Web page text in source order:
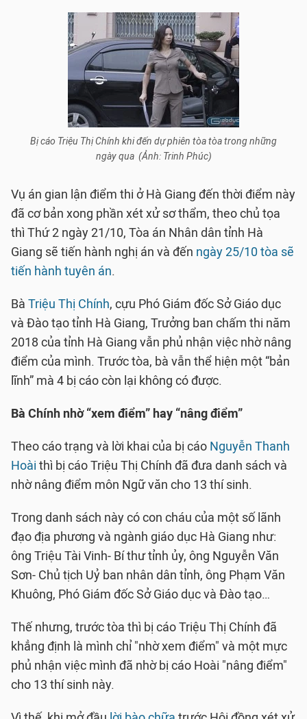
Bị cáo Triệu Thị Chính khi đến dự phiên tòa tòa trong những
ngày qua (Ảnh: Trinh Phúc)
Vụ án gian lận điểm thi ở Hà Giang đến thời điểm này
đã cơ bản xong phần xét xử sơ thẩm, theo chủ tọa
thì Thứ 2 ngày 21/10, Tòa án Nhân dân tỉnh Hà
Giang sẽ tiến hành nghị án và đến ngày 25/10 tòa sẽ
tiến hành tuyên án.
Bà Triệu Thị Chính, cựu Phó Giám đốc Sở Giáo dục
và Đào tạo tỉnh Hà Giang, Trưởng ban chấm thi năm
2018 của tỉnh Hà Giang vẫn phủ nhận việc nhờ nâng
điểm của mình. Trước tòa, bà vẫn thể hiện một “bản
lĩnh” mà 4 bị cáo còn lại không có được.
Bà Chính nhờ “xem điểm” hay “nâng điểm”
Theo cáo trạng và lời khai của bị cáo Nguyễn Thanh
Hoài thì bị cáo Triệu Thị Chính đã đưa danh sách và
nhờ nâng điểm môn Ngữ văn cho 13 thí sinh.
Trong danh sách này có con cháu của một số lãnh
đạo địa phương và ngành giáo dục Hà Giang như:
ông Triệu Tài Vinh- Bí thư tỉnh ủy, ông Nguyễn Văn
Sơn- Chủ tịch Uỷ ban nhân dân tỉnh, ông Phạm Văn
Khuông, Phó Giám đốc Sở Giáo dục và Đào tạo…
Thế nhưng, trước tòa thì bị cáo Triệu Thị Chính đã
khẳng định là mình chỉ "nhờ xem điểm" và một mực
phủ nhận việc mình đã nhờ bị cáo Hoài "nâng điểm"
cho 13 thí sinh này.